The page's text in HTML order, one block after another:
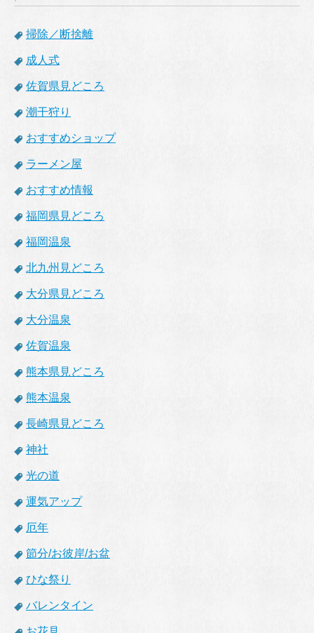
掃除／断捨離
成人式
佐賀県見どころ
潮干狩り
おすすめショップ
ラーメン屋
おすすめ情報
福岡県見どころ
福岡温泉
北九州見どころ
大分県見どころ
大分温泉
佐賀温泉
熊本県見どころ
熊本温泉
長崎県見どころ
神社
光の道
運気アップ
厄年
節分/お彼岸/お盆
ひな祭り
バレンタイン